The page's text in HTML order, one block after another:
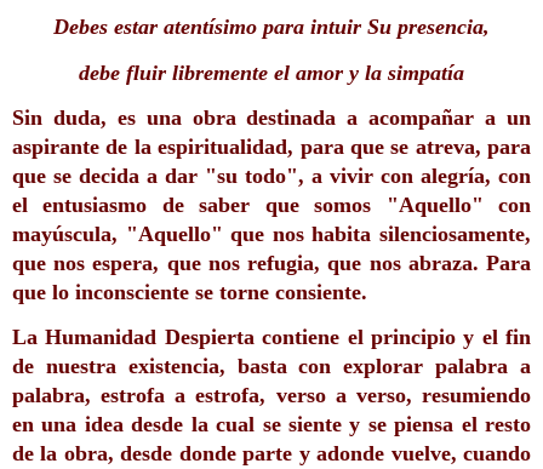
Debes estar atentísimo para intuir Su presencia,
debe fluir libremente el amor y la simpatía
Sin duda, es una obra destinada a acompañar a un
aspirante de la espiritualidad, para que se atreva, para
que se decida a dar "su todo", a vivir con alegría, con
el entusiasmo de saber que somos "Aquello" con
mayúscula, "Aquello" que nos habita silenciosamente,
que nos espera, que nos refugia, que nos abraza. Para
que lo inconsciente se torne consiente.
La Humanidad Despierta contiene el principio y el fin
de nuestra existencia, basta con explorar palabra a
palabra, estrofa a estrofa, verso a verso, resumiendo
en una idea desde la cual se siente y se piensa el resto
de la obra, desde donde parte y adonde vuelve, cuando